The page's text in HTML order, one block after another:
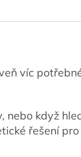
víc
nebo když
řešení